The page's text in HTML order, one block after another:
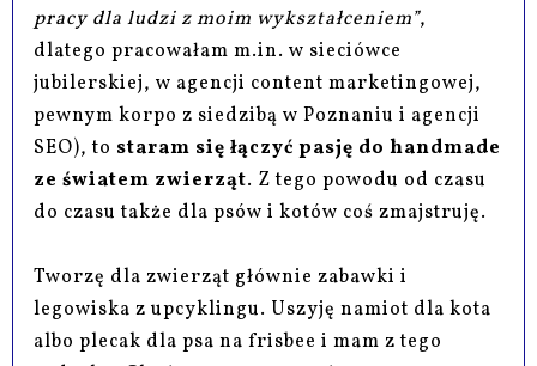
pracy dla ludzi z moim wykształceniem”,
dlatego pracowałam m.in. w sieciówce
jubilerskiej, w agencji content marketingowej,
pewnym korpo z siedzibą w Poznaniu i agencji
SEO), to staram się łączyć pasję do handmade
ze światem zwierząt. Z tego powodu od czasu
do czasu także dla psów i kotów coś zmajstruję.
Tworzę dla zwierząt głównie zabawki i
legowiska z upcyklingu. Uszyję namiot dla kota
albo plecak dla psa na frisbee i mam z tego